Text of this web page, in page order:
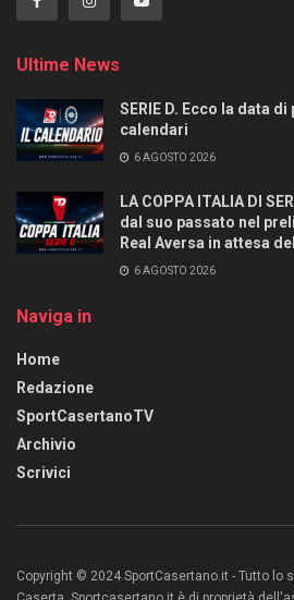
Ultime News
SERIE D. Ecco la data
calendari
6 AGOSTO 2026
LA COPPA ITALIA DI
dal suo passato nel
Real Aversa in attesa
6 AGOSTO 2026
Naviga in
Home
Redazione
SportCasertanoTV
Archivio
Scrivici
Copyright © 2024 SportCasertano.it - Tutto lo